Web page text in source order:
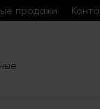
продажи